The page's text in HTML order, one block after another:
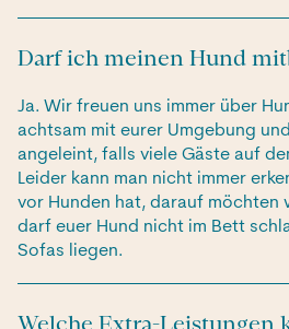
Darf ich meinen Hund
Ja. Wir freuen uns immer über
achtsam mit eurer Umgebung
angeleint, falls viele Gäste auf
Leider kann man nicht immer
vor Hunden hat, darauf möchten
darf euer Hund nicht im Bett
Sofas liegen.